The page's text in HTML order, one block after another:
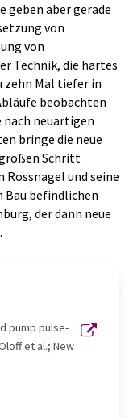
geben aber gerade
von
von
Technik, die hartes
Mal tiefer in
beobachten
nach neuartigen
bringe die neue
Schritt
und seine
Bau befindlichen
der dann neue
pump pulse-
et al.; New